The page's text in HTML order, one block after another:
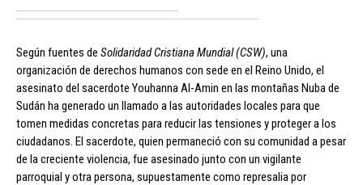
Según fuentes de Solidaridad Cristiana Mundial (CSW), una
organización de derechos humanos con sede en el Reino Unido, el
asesinato del sacerdote Youhanna Al-Amin en las montañas Nuba de
Sudán ha generado un llamado a las autoridades locales para que
tomen medidas concretas para reducir las tensiones y proteger a los
ciudadanos. El sacerdote, quien permaneció con su comunidad a pesar
de la creciente violencia, fue asesinado junto con un vigilante
parroquial y otra persona, supuestamente como represalia por